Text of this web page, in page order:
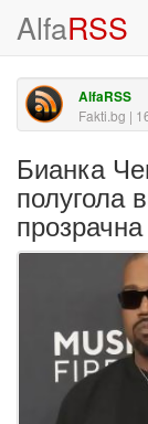
AlfaRSS
AlfaRSS
Fakti.bg |
Бианка
полугола